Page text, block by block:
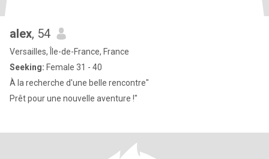
alex, 54
Versailles, Île-de-France, France
Seeking: Female 31 - 40
À la recherche d'une belle rencontre"
Prêt pour une nouvelle aventure !"